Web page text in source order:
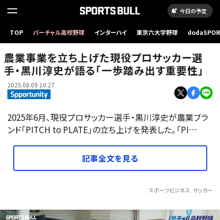
今日の予定
TOP バーチャル高校野球 インターハイ 東京六大学野球
農業事業を立ち上げた現役プロサッカー選
手・黒川淳史が語る「一歩踏み出す重要性」
2025.08.09 10:27
2025年6月、現役プロサッカー選手・黒川淳史が農業ブラ
ンド「PITCH to PLATE」の立ち上げを発表した。「PI…
記事全文を見る
スポーツビジネス サッカー